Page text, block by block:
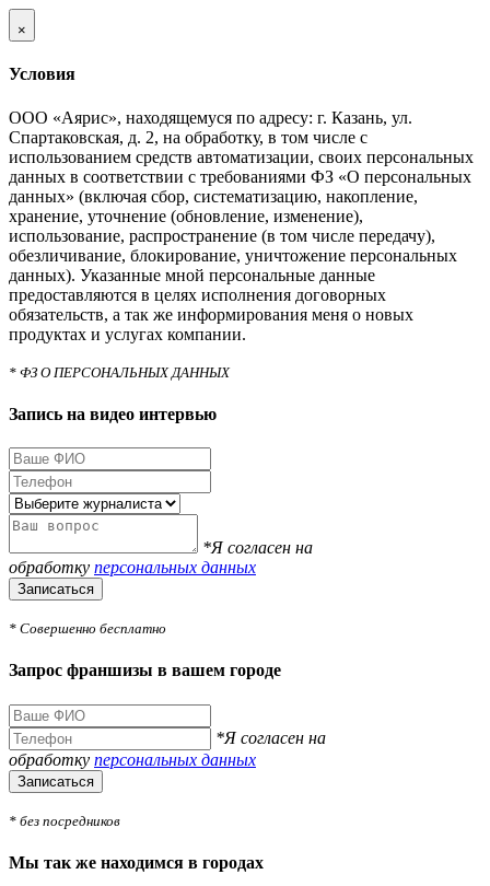
×
Условия
ООО «Аярис», находящемуся по адресу: г. Казань, ул.
Спартаковская, д. 2, на обработку, в том числе с
использованием средств автоматизации, своих персональных
данных в соответствии с требованиями ФЗ «О персональных
данных» (включая сбор, систематизацию, накопление,
хранение, уточнение (обновление, изменение),
использование, распространение (в том числе передачу),
обезличивание, блокирование, уничтожение персональных
данных). Указанные мной персональные данные
предоставляются в целях исполнения договорных
обязательств, а так же информирования меня о новых
продуктах и услугах компании.
* ФЗ О ПЕРСОНАЛЬНЫХ ДАННЫХ
Запись на видео интервью
*Я согласен на
обработку персональных данных
Записаться
* Совершенно бесплатно
Запрос франшизы в вашем городе
*Я согласен на
обработку персональных данных
Записаться
* без посредников
Мы так же находимся в городах